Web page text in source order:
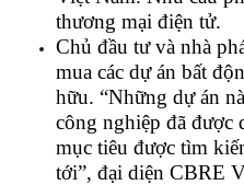
thương mại điện tử.
Chủ đầu tư và nhà
mua các dự án bất
hữu. “Những dự án
công nghiệp đã được
mục tiêu được tìm
tới”, đại diện CBRE